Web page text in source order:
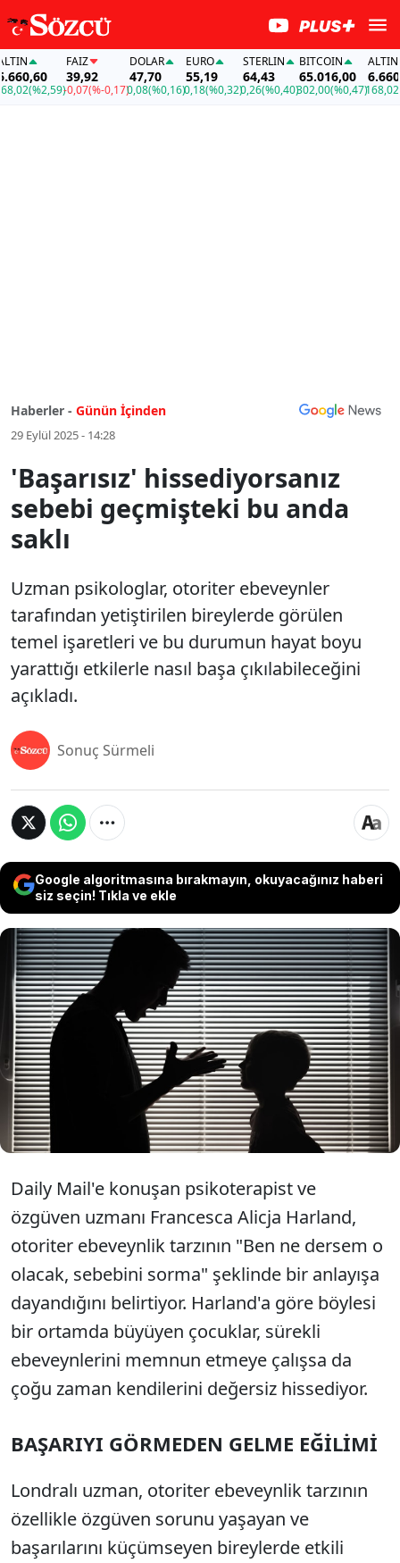
(%2,59)
FAİZ
39,92
-0,07(%-0,17)
DOLAR
47,70
0,08(%0,16)
EURO
55,19
0,18(%0,32)
STERLIN
64,43
0,26(%0,40)
BITCOIN
65.016,00
302,00(%0,47)
ALTIN
6.660,60
168,02
Haberler - Günün İçinden
29 Eylül 2025 - 14:28
'Başarısız' hissediyorsanız
sebebi geçmişteki bu anda
saklı
Uzman psikologlar, otoriter ebeveynler
tarafından yetiştirilen bireylerde görülen
temel işaretleri ve bu durumun hayat boyu
yarattığı etkilerle nasıl başa çıkılabileceğini
açıkladı.
Sonuç Sürmeli
Google algoritmasına bırakmayın, okuyacağınız haberi
siz seçin! Tıkla ve ekle
Uzman psikologlar, otoriter ebeveynler
tarafından yetiştirilen bireylerde görülen
temel işaretleri ve bu durumun hayat boyu
yarattığı etkilerle nasıl başa çıkılabileceğini
açıkladı.
Daily Mail'e konuşan psikoterapist ve
özgüven uzmanı Francesca Alicja Harland,
otoriter ebeveynlik tarzının "Ben ne dersem o
olacak, sebebini sorma" şeklinde bir anlayışa
dayandığını belirtiyor. Harland'a göre böylesi
bir ortamda büyüyen çocuklar, sürekli
ebeveynlerini memnun etmeye çalışsa da
çoğu zaman kendilerini değersiz hissediyor.
BAŞARIYI GÖRMEDEN GELME EĞİLİMİ
Londralı uzman, otoriter ebeveynlik tarzının
özellikle özgüven sorunu yaşayan ve
başarılarını küçümseyen bireylerde etkili